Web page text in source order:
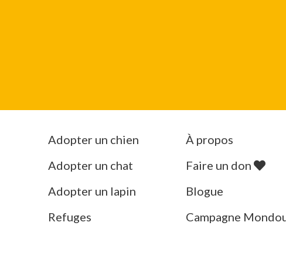
Adopter un chien
Adopter un chat
Adopter un lapin
Refuges
À propos
Faire un don
Blogue
Campagne